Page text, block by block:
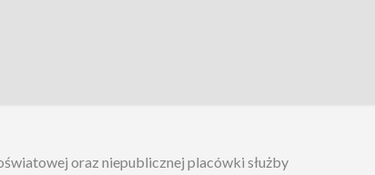
oraz niepublicznej placówki służby